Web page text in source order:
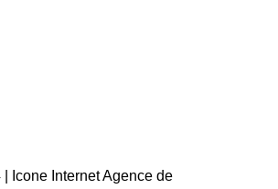
Icone Internet Agence de